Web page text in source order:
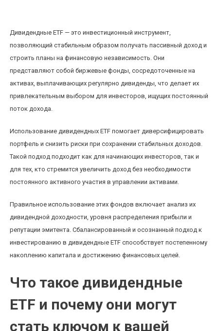
Дивидендные ETF — это инвестиционный инструмент,
позволяющий стабильным образом получать пассивный доход и
строить планы на финансовую независимость. Они
представляют собой биржевые фонды, сосредоточенные на
активах, выплачивающих регулярно дивиденды, что делает их
привлекательным выбором для инвесторов, ищущих постоянный
поток дохода.
Использование дивидендных ETF помогает диверсифицировать
портфель и снизить риски при сохранении стабильных доходов.
Такой подход подходит как для начинающих инвесторов, так и
для тех, кто стремится увеличить доход без необходимости
постоянного активного участия в управлении активами.
Правильное использование этих фондов включает анализ их
дивидендной доходности, уровня распределения прибыли и
репутации эмитента. Сбалансированный и осознанный подход к
инвестированию в дивидендные ETF способствует постепенному
накоплению капитала и достижению финансовых целей.
Что такое дивидендные
ETF и почему они могут
стать ключом к вашей